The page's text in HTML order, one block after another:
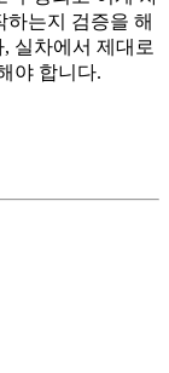
는지 검증을 해
실차에서 제대로
야 합니다.